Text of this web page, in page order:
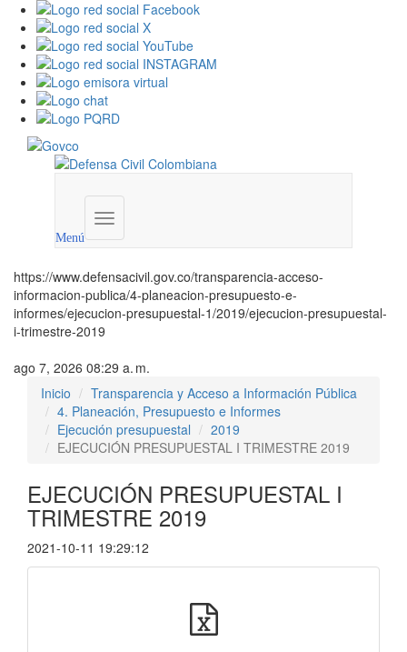
Menú
Menú
institucional
https://www.defensacivil.gov.co/transparencia-acceso-
informacion-publica/4-planeacion-presupuesto-e-
informes/ejecucion-presupuestal-1/2019/ejecucion-presupuestal-
i-trimestre-2019
ago 7, 2026 08:29 a. m.
Inicio
Transparencia y Acceso a Información Pública
4. Planeación, Presupuesto e Informes
Ejecución presupuestal
2019
EJECUCIÓN PRESUPUESTAL I TRIMESTRE 2019
EJECUCIÓN PRESUPUESTAL I
TRIMESTRE 2019
2021-10-11 19:29:12